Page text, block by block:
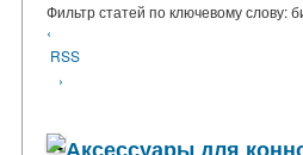
Фильтр статей по ключевому слову:
‹
RSS
›